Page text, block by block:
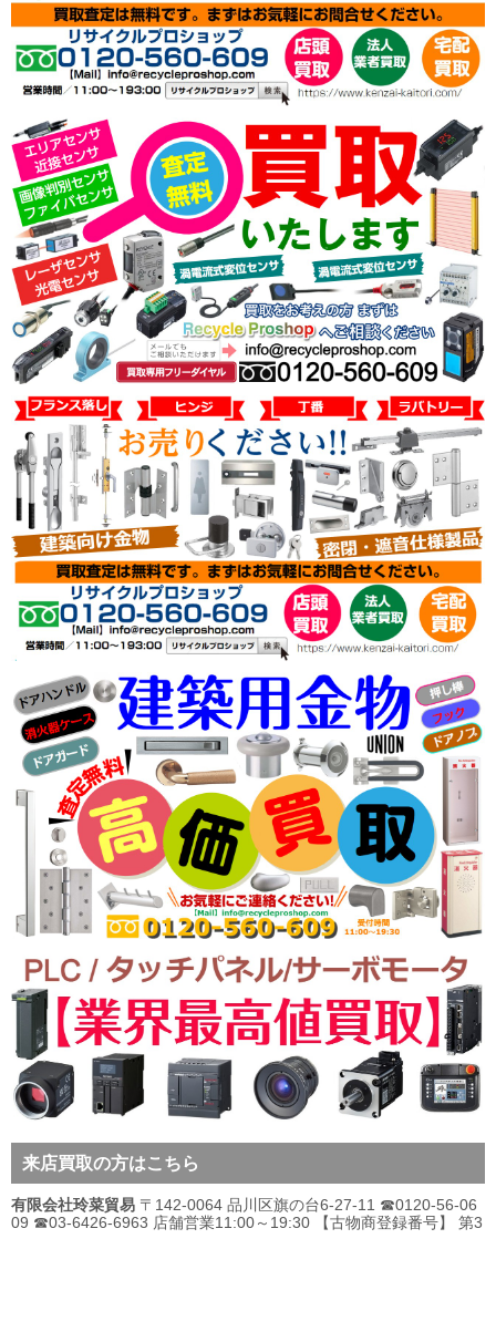
来店買取の方はこちら
有限会社玲菜貿易 〒142-0064 品川区旗の台6-27-11 ☎0120-56-06
09 ☎03-6426-6963 店舗営業11:00～19:30 【古物商登録番号】 第3